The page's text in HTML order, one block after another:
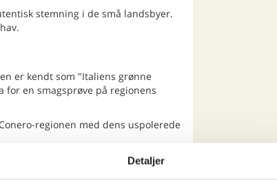
stemning i de små landsbyer.
er kendt som "Italiens grønne
for en smagsprøve på regionens
regionen med dens uspolerede
Detaljer